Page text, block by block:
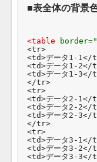
表全体の背景
<table border="
<tr>
<td>データ1-1</
<td>データ1-2</
<td>データ1-3</
</tr>
<tr>
<td>データ2-1</
<td>データ2-2</
<td>データ2-3</
</tr>
<tr>
<td>データ3-1</
<td>データ3-2</
<td>データ3-3</